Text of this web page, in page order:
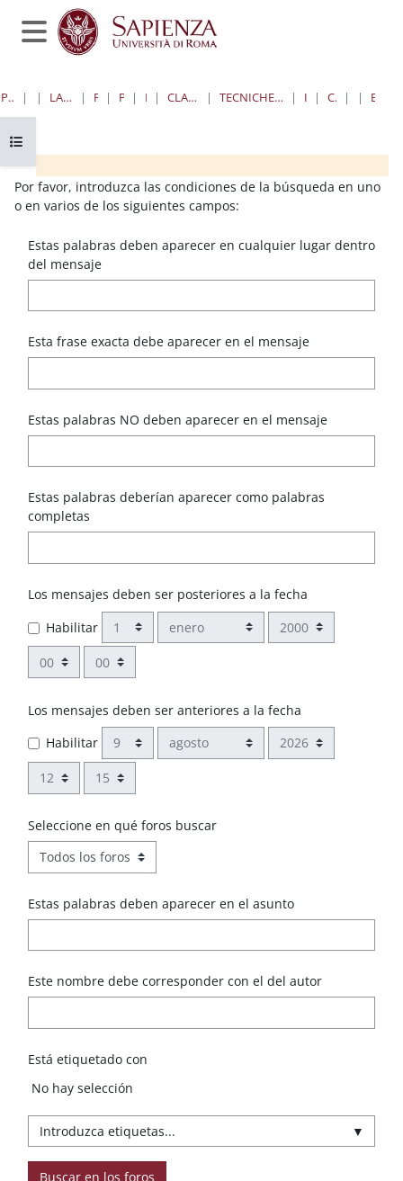
Salta al contenido principal
Panel lateral
Abrir índice del curso
PÁGINA PRINCIPAL CURSOS
LAUREE TRIENNALI, MAGISTRALI, A CICLO UNICO FARMACIA E MEDICINA PROFESSIONI SANITARIE LAUREE TRIENNALI CLASSE 3 PROFESSIONI SANITARIE TECNICHE DIAGNOSTICHE TECNICHE DI RADIOLOGIA PER IMMAGINI E RADIOTERAPIA “G” - SEDE DI ROMA ( OSPEDALE SANTO SPIRITO) I ANNO I SEMESTRE CHIMICA E PROPED.BIOCHIM FOROS
Bloques
Bloques
Bloques
Bloques
Por favor, introduzca las condiciones de la búsqueda en uno
o en varios de los siguientes campos:
Estas palabras deben aparecer en cualquier lugar dentro
del mensaje
Esta frase exacta debe aparecer en el mensaje
Estas palabras NO deben aparecer en el mensaje
Estas palabras deberían aparecer como palabras
completas
Los mensajes deben ser posteriores a la fecha
Habilitar
Día Año
Hora Minuto
Los mensajes deben ser anteriores a la fecha
Habilitar
Día Año
Hora Minuto
Seleccione en qué foros buscar
Estas palabras deben aparecer en el asunto
Este nombre debe corresponder con el del autor
Está etiquetado con
Ítems seleccioandos:
No hay selección
▼
Buscar en los foros